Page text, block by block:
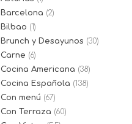
Barcelona (2)
Bilbao (1)
Brunch y Desayunos (30)
Carne (6)
Cocina Americana (38)
Cocina Española (138)
Con menú (67)
Con Terraza (60)